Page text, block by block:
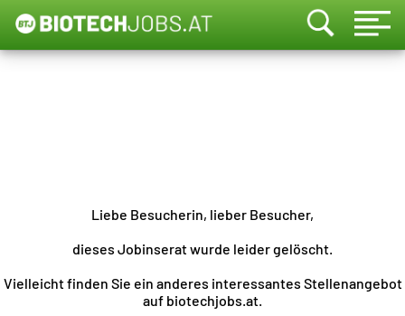
Liebe Besucherin, lieber Besucher,
dieses Jobinserat wurde leider gelöscht.
Vielleicht finden Sie ein anderes interessantes Stellenangebot
auf biotechjobs.at.